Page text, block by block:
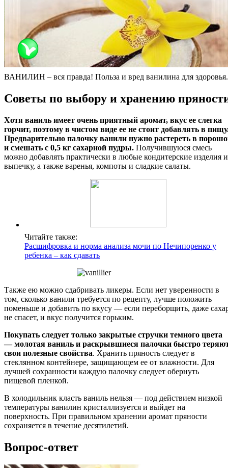
ВАНИЛИН – вся правда! Польза и вред ванилина для здоровья.
Советы по выбору и хранению
Хотя ваниль имеет очень приятный аромат, вкус ее слегка
горчит, поэтому в чистом виде ее не стоит добавлять в
Предварительно палочку ванили нужно растереть в
и смешать с 0,5 кг сахарной пудры. Получившуюся смесь
можно добавлять практически в любые кондитерские изделия и
выпечку, а также варенья, компоты и сладкие салаты.
Читайте также:
Расшифровка и норма анализа мочи по Нечипоренко у
ребенка – как сдавать
Также ею можно сдабривать ликеры. Если нет уверенности в
том, сколько ванили требуется по рецепту, лучше положить
поменьше и добавить по вкусу — если переборщить, даже
не спасет, и вкус получится горьким.
Покупать следует только закрытые стручки темного цвета
— молотая ваниль и раскрывшиеся палочки быстро
свои полезные свойства. Хранить пряность следует в
стеклянном контейнере, защищающем ее от влажности. Для
лучшей сохранности каждую палочку следует обернуть
пищевой пленкой.
В холодильник класть ваниль нельзя — под действием низкой
температуры ванилин кристаллизуется и выйдет на
поверхность. При правильном хранении аромат пряности
сохраняется в течение десятилетий.
Вопрос-ответ